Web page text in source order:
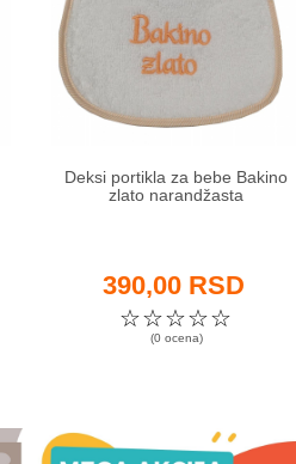
Deksi portikla za bebe Bakino
zlato narandžasta
390,00 RSD
☆
☆
☆
☆
☆
(0 ocena)